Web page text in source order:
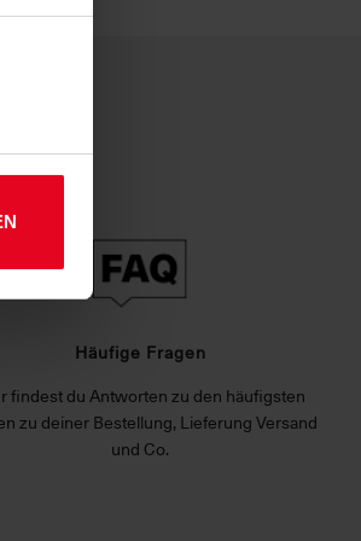
Häufige Fragen
findest du Antworten zu den häufigsten
zu deiner Bestellung, Lieferung Versand
und Co.